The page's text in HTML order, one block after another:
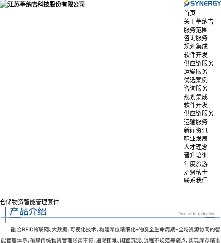
首页
关于莘纳吉
服务范围
咨询服务
规划集成
软件开发
供应链服务
运输服务
优选案例
咨询服务
规划集成
软件开发
供应链服务
运输服务
新闻资讯
职业发展
人才理念
晋升培训
年度旅游
招贤纳士
联系我们
仓储物资智能管理套件